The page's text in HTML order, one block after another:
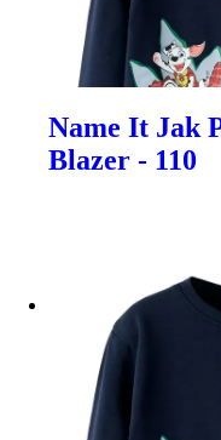
Name It Jak
Blazer - 110